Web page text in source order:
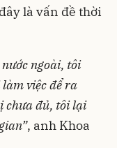
là vấn đề thời
ngoài, tôi
việc để ra
chưa đủ, tôi lại
, anh Khoa